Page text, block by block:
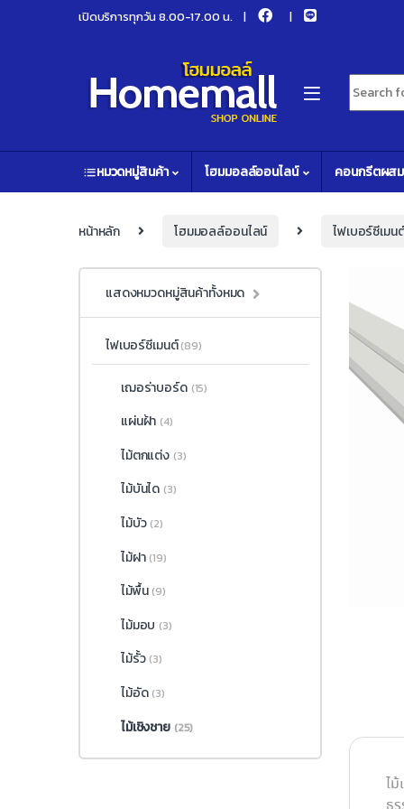
Skip to navigation
Skip to contentเปิดบริการทุกวัน 8.00-17.00 น.
Search
หมวดหมู่สินค้า โฮมมอลล์ออนไลน์ คอนกรีตผส
หน้าหลัก โฮมมอลล์ออนไลน์ ไฟเบอร์ซีเมน
ไ
แสดงหมวดหมู่สินค้าทั้งหมด
ไฟเบอร์ซีเมนต์(89)
เฌอร่าบอร์ด (15)
แผ่นฝ้า (4)
ไม้ตกแต่ง (3)
ไม้บันได (3)
ไม้บัว (2)
ไม้ฝา (19)
ไม้พื้น (9)
ไม้มอบ (3)
ไม้รั้ว (3)
ไม้อัด (3)
ไม้เชิงชาย (25)